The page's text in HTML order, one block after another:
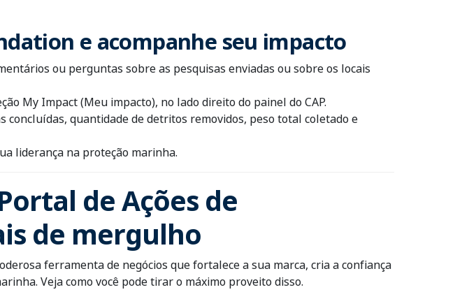
e acompanhe seu impacto
ou perguntas sobre as pesquisas enviadas ou sobre os locais
My Impact (Meu impacto), no lado direito do painel do CAP.
quantidade de detritos removidos, peso total coletado e
liderança na proteção marinha.
de Ações de
de mergulho
ferramenta de negócios que fortalece a sua marca, cria a confiança
Veja como você pode tirar o máximo proveito disso.